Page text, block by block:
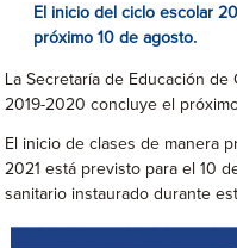
El inicio del ciclo escolar
próximo 10 de agosto.
La Secretaría de Educación
2019-2020 concluye el
El inicio de clases de manera
2021 está previsto para el 10
sanitario instaurado durante